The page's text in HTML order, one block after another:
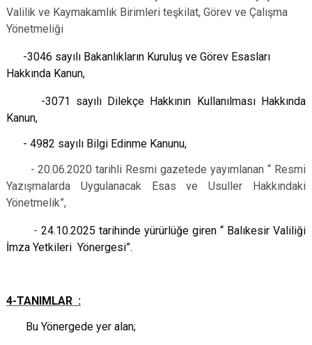
Valilik ve Kaymakamlık Birimleri teşkilat, Görev ve Çalışma
Yönetmeliği
-3046 sayılı Bakanlıkların Kuruluş ve Görev Esasları
Hakkında Kanun,
-3071 sayılı Dilekçe Hakkının Kullanılması Hakkında
Kanun,
- 4982 sayılı Bilgi Edinme Kanunu,
- 20.06.2020 tarihli Resmi gazetede yayımlanan “ Resmi
Yazışmalarda Uygulanacak Esas ve Usuller Hakkındaki
Yönetmelik”,
- 24.10.2025 tarihinde yürürlüğe giren “ Balıkesir Valiliği
İmza Yetkileri Yönergesi”.
4-TANIMLAR :
Bu Yönergede yer alan;